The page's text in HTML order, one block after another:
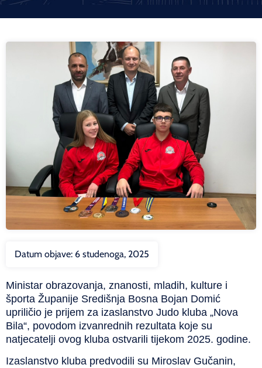
Datum objave: 6 studenoga, 2025
Ministar obrazovanja, znanosti, mladih, kulture i
športa Županije Središnja Bosna Bojan Domić
upriličio je prijem za izaslanstvo Judo kluba „Nova
Bila“, povodom izvanrednih rezultata koje su
natjecatelji ovog kluba ostvarili tijekom 2025. godine.
Izaslanstvo kluba predvodili su Miroslav Gučanin,